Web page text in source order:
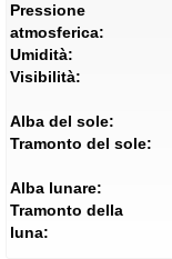
Pressione
atmosferica:
Umidità:
Visibilità:
Alba del sole:
Tramonto del sole:
Alba lunare:
Tramonto della
luna: